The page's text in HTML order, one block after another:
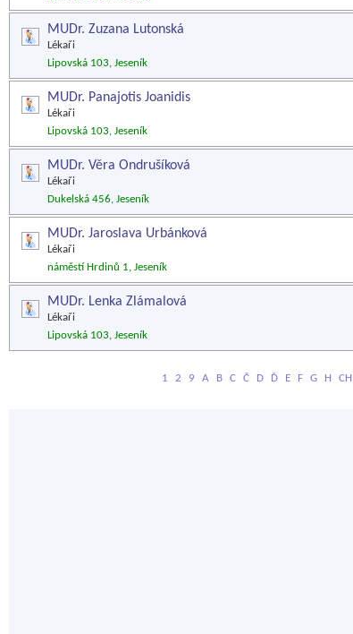
MUDr. Zuzana Lutonská
Lékaři
Lipovská 103, Jeseník
MUDr. Panajotis Joanidis
Lékaři
Lipovská 103, Jeseník
MUDr. Věra Ondrušíková
Lékaři
Dukelská 456, Jeseník
MUDr. Jaroslava Urbánková
Lékaři
náměstí Hrdinů 1, Jeseník
MUDr. Lenka Zlámalová
Lékaři
Lipovská 103, Jeseník
1 2 9 A B C Č D Ď E F G H CH